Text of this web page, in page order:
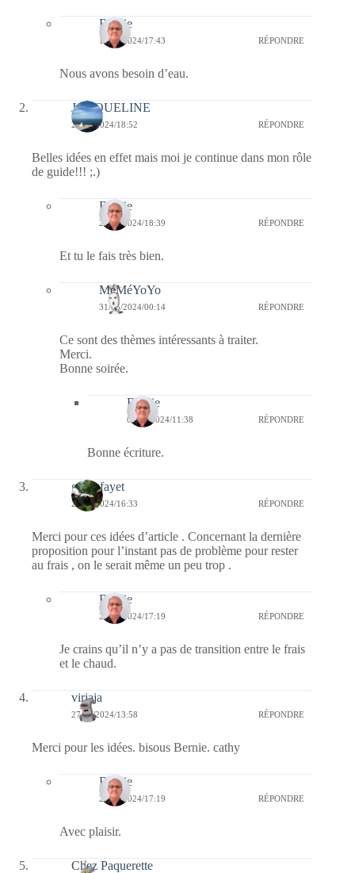
Bernie
19/06/2024/17:43 RÉPONDRE
Nous avons besoin d’eau.
JACQUELINE
27/05/2024/18:52 RÉPONDRE
Belles idées en effet mais moi je continue dans mon rôle
de guide!!! ;.)
Bernie
28/05/2024/18:39 RÉPONDRE
Et tu le fais très bien.
MéMéYoYo
31/05/2024/00:14 RÉPONDRE
Ce sont des thèmes intéressants à traiter.
Merci.
Bonne soirée.
Bernie
09/06/2024/11:38 RÉPONDRE
Bonne écriture.
giselefayet
27/05/2024/16:33 RÉPONDRE
Merci pour ces idées d’article . Concernant la dernière
proposition pour l’instant pas de problème pour rester
au frais , on le serait même un peu trop .
Bernie
27/05/2024/17:19 RÉPONDRE
Je crains qu’il n’y a pas de transition entre le frais
et le chaud.
virjaja
27/05/2024/13:58 RÉPONDRE
Merci pour les idées. bisous Bernie. cathy
Bernie
27/05/2024/17:19 RÉPONDRE
Avec plaisir.
Chez Paquerette